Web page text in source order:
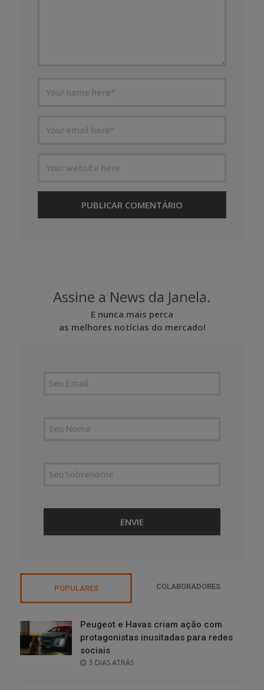
Assine a News da Janela.
E nunca mais perca
as melhores notícias do mercado!
POPULARES COLABORADORES
Peugeot e Havas criam ação com
protagonistas inusitadas para redes
sociais
POSTED
3 DIAS ATRÁS